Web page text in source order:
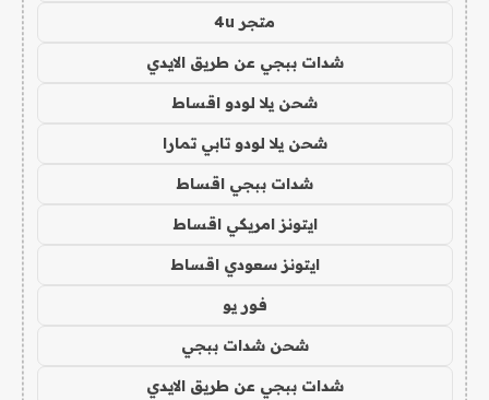
متجر 4u
شدات ببجي عن طريق الايدي
شحن يلا لودو اقساط
شحن يلا لودو تابي تمارا
شدات ببجي اقساط
ايتونز امريكي اقساط
ايتونز سعودي اقساط
فور يو
شحن شدات ببجي
شدات ببجي عن طريق الايدي